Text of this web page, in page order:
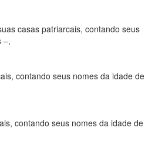
casas patriarcais, contando seus
–,
contando seus nomes da idade de
contando seus nomes da idade de